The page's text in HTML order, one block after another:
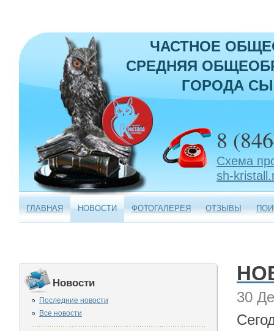
ЧАСТНОЕ
СРЕДНЯЯ
ГОРОДА
8
Схема
sh-
ГЛАВНАЯ НОВОСТИ ФОТОГАЛЕРЕЯ ОТЗЫВЫ
Новости
Последние новости
Все новости
30